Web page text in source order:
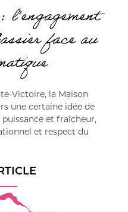
face au
Victoire, la Maison
une certaine idée de
puissance et fraîcheur,
et respect du